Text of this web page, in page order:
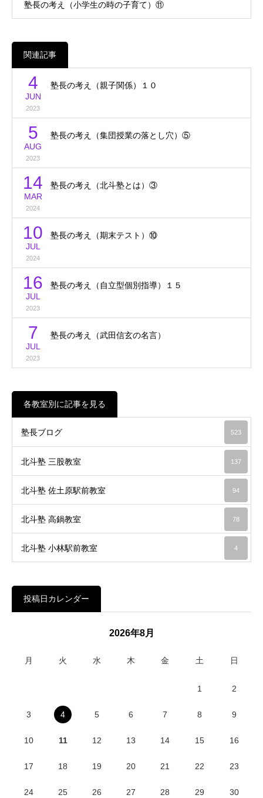
塾長の考え（小学生の時の子育て）⑪
関連記事
4
JUN
2023
塾長の考え（親子関係）１０
5
AUG
2023
塾長の考え（集団授業の落とし穴）⑤
14
MAR
2024
塾長の考え（北斗塾とは）③
10
JUL
2024
塾長の考え（期末テスト）⑩
16
JUL
2023
塾長の考え（自立型個別指導）１５
7
JUL
2023
塾長の考え（武田信玄の名言）
各教室別に記事を見る
塾長ブログ 523
北斗塾 三股教室 137
北斗塾 佐土原駅前教室 94
北斗塾 高鍋教室 78
北斗塾 小林駅前教室 4
投稿日カレンダー
2026年8月
月 火 水 木 金 土 日
1 2
3 4 5 6 7 8 9
10 11 12 13 14 15 16
17 18 19 20 21 22 23
24 25 26 27 28 29 30